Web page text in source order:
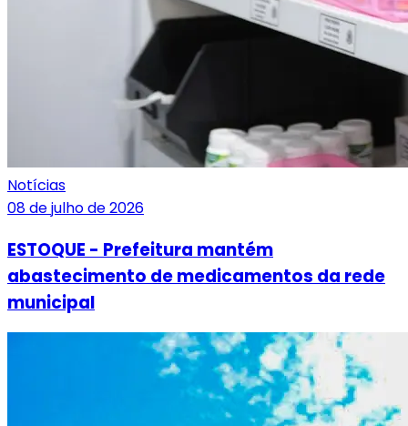
Notícias
08 de julho de 2026
ESTOQUE - Prefeitura mantém
abastecimento de medicamentos da rede
municipal